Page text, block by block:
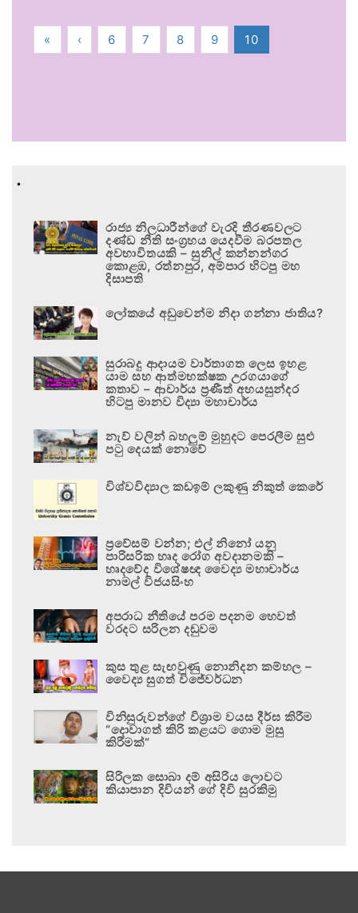
« ‹ 6 7 8 9 10
.
රාජ්‍ය නිලධාරීන්ගේ වැරදි තීරණවලට
දණ්ඩ නීති සංග්‍රහය යෙදවීම බරපතල
අවභාවිතයකි – සුනිල් කන්නන්ගර
කොළඹ, රත්නපුර, අම්පාර හිටපු මහ
දිසාපති
ලෝකයේ අඩුවෙන්ම නිදා ගන්නා ජාතිය?
සුරාබදු ආදායම වාර්තාගත ලෙස ඉහළ
යාම සහ ආත්මභක්ෂක උරගයාගේ
කතාව – ආචාර්ය ප්‍රණීත් අභයසුන්දර
හිටපු මානව විද්‍යා මහාචාර්ය
නැව් වලින් බහලුම් මුහුදට පෙරලීම සුළු
පටු දෙයක් නොවේ
විශ්වවිද්‍යාල කඩඉම් ලකුණු නිකුත් කෙරේ
ප්‍රවේසම් වන්න; එල් නිනෝ යනු
පාරිසරික හෘද රෝග අවදානමකි –
හෘදවේද විශේෂඥ වෛද්‍ය මහාචාර්ය
නාමල් විජයසිංහ
අපරාධ නීතියේ පරම පදනම හෙවත්
වරදට සරිලන දඬුවම
කුස තුළ සැඟවුණු නොනිදන කම්හල –
වෛද්‍ය සුගත් විජේවර්ධන
විනිසුරුවන්ගේ විශ්‍රාම වයස දීර්ඝ කිරීම
“දොවාගත් කිරි කළයට ගොම මුසු
කිරීමක්”
සිරිලක සොබා දම් අසිරිය ලොවට
කියාපාන දිවියන් ගේ දිවි සුරකිමු